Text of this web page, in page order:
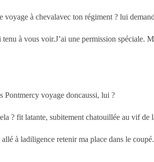
voyage à chevalavec ton régiment ? lui
tenu à vous voir.J’ai une permission
Pontmercy voyage doncaussi, lui ?
? fit latante, subitement chatouillée au vif de
à ladiligence retenir ma place dans le coupé.